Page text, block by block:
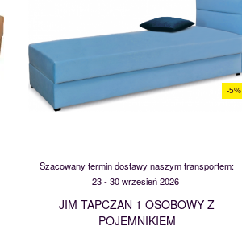
-5%
Szacowany termin dostawy naszym transportem:
23 - 30 wrzesień 2026
JIM TAPCZAN 1 OSOBOWY Z
POJEMNIKIEM